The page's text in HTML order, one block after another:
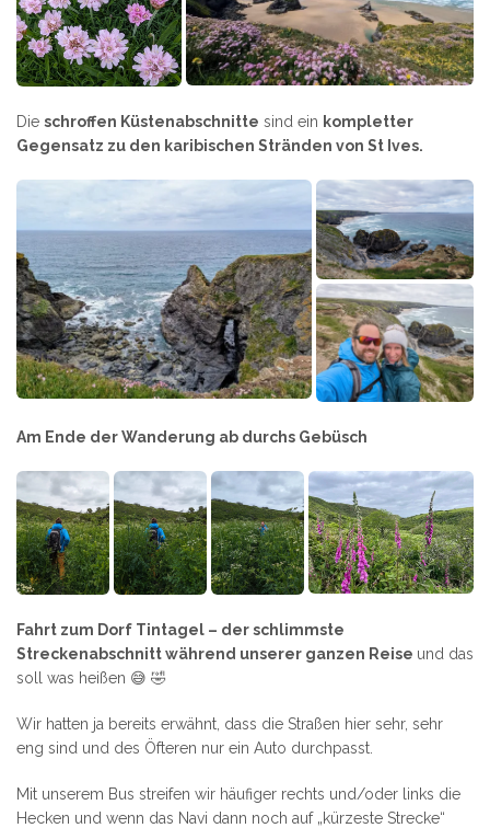
Die schroffen Küstenabschnitte sind ein kompletter
Gegensatz zu den karibischen Stränden von St Ives.
Am Ende der Wanderung ab durchs Gebüsch
Fahrt zum Dorf Tintagel – der schlimmste
Streckenabschnitt während unserer ganzen Reise und das
soll was heißen 😅 🤣
Wir hatten ja bereits erwähnt, dass die Straßen hier sehr, sehr
eng sind und des Öfteren nur ein Auto durchpasst.
Mit unserem Bus streifen wir häufiger rechts und/oder links die
Hecken und wenn das Navi dann noch auf „kürzeste Strecke“